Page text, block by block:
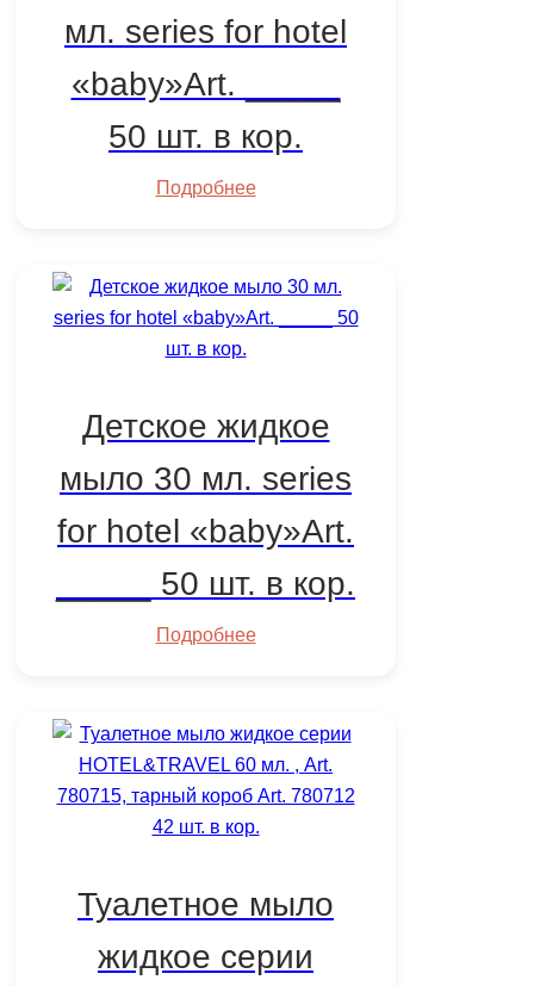
мл. series for hotel
«baby»Art. _____
50 шт. в кор.
Подробнее
Детское жидкое
мыло 30 мл. series
for hotel «baby»Art.
_____ 50 шт. в кор.
Подробнее
Туалетное мыло
жидкое серии